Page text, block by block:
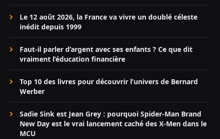
Le 12 août 2026, la France va vivre un doublé céleste
inédit depuis 1999
Faut-il parler d’argent avec ses enfants ? Ce que dit
vraiment l’éducation financière
Top 10 des livres pour découvrir l’univers de Bernard
Werber
Sadie Sink est Jean Grey : pourquoi Spider-Man Brand
New Day est le vrai lancement caché des X-Men dans le
MCU